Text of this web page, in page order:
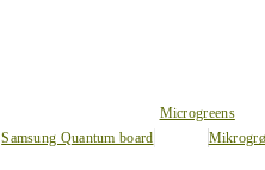
Samsung Quantum board
Microgreens